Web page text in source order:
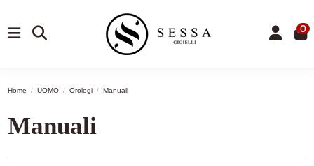
0
Home UOMO Orologi Manuali
Manuali